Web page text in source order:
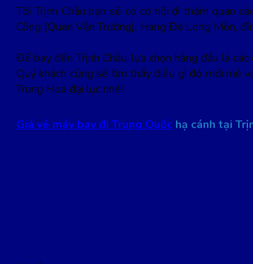
Tới Trịnh Châu bạn sẽ có cơ hội đi thăm quan
Công (Quan Vân Trường), Hang Đá Long Môn,
Để bay đến Trịnh Châu, lựa chọn hàng đầu là
Quý khách cũng sẽ tìm thấy điều gì đó mới mẻ
Trung Hoa đại lục nhé!
Giá vé máy bay đi Trung Quốc hạ cánh tại